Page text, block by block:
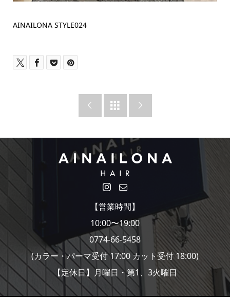
AINAILONA STYLE024
  
【営業時間】
10:00〜19:00
0774-66-5458
(カラー・パーマ受付 17:00 カット受付 18:00)
【定休日】月曜日・第1、3火曜日